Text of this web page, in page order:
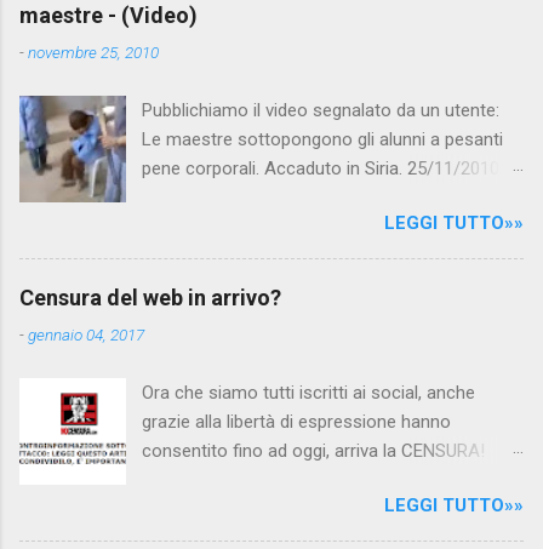
n
t
maestre - (Video)
-novembre 25, 2010
Pubblichiamo il video segnalato da un utente:
Le maestre sottopongono gli alunni a pesanti
pene corporali. Accaduto in Siria. 25/11/2010
Canale 5 "Forum" si è interessato al caso,
interpellando prontamente l'ambasciata siriana,
per fare luce sulla vicenda: è emerso che il
scuola. LEGGI IL SERVIZIO . staff
nocensura.com Condividi su Facebook
LEGGI TUTTO»»
Censura del web in arrivo?
-gennaio 04, 2017
Ora che siamo tutti iscritti ai social, anche
grazie alla libertà di espressione hanno
consentito fino ad oggi, arriva la CENSURA!
politica rispediti al mittente dai cittadini - perché
censurare avrebbe fatto perdere troppi
LEGGI TUTTO»»